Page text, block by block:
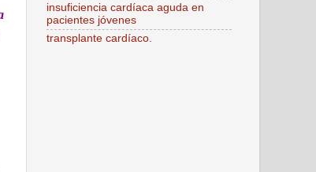
insuficiencia cardíaca aguda en
pacientes jóvenes
transplante cardíaco.